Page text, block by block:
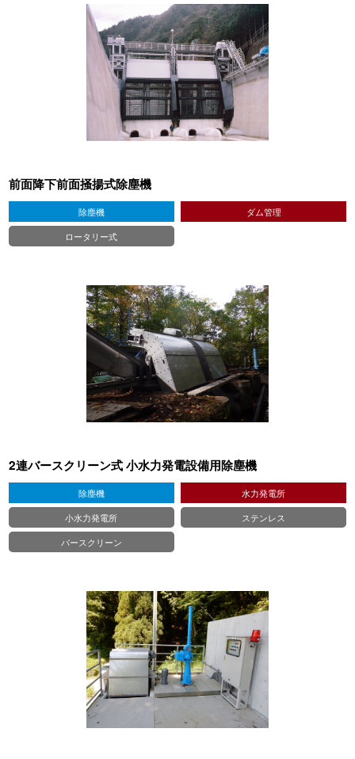
前面降下前面掻揚式除塵機
除塵機
ダム管理
ロータリー式
2連バースクリーン式 小水力発電設備用除塵機
除塵機
水力発電所
小水力発電所
ステンレス
バースクリーン